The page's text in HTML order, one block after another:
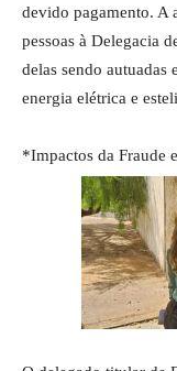
devido pagamento. A
pessoas à Delegacia
delas sendo autuadas
energia elétrica e
*Impactos da Fraude